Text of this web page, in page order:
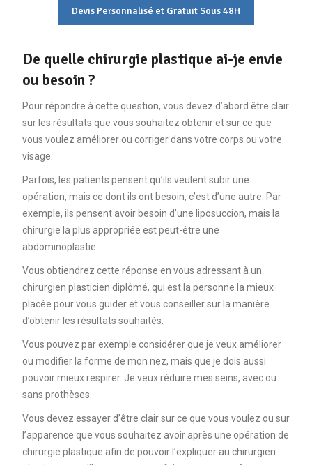
Devis Personnalisé et Gratuit Sous 48H
De quelle chirurgie plastique ai-je envie
ou besoin ?
Pour répondre à cette question, vous devez d’abord être clair
sur les résultats que vous souhaitez obtenir et sur ce que
vous voulez améliorer ou corriger dans votre corps ou votre
visage.
Parfois, les patients pensent qu’ils veulent subir une
opération, mais ce dont ils ont besoin, c’est d’une autre. Par
exemple, ils pensent avoir besoin d’une liposuccion, mais la
chirurgie la plus appropriée est peut-être une
abdominoplastie.
Vous obtiendrez cette réponse en vous adressant à un
chirurgien plasticien diplômé, qui est la personne la mieux
placée pour vous guider et vous conseiller sur la manière
d’obtenir les résultats souhaités.
Vous pouvez par exemple considérer que je veux améliorer
ou modifier la forme de mon nez, mais que je dois aussi
pouvoir mieux respirer. Je veux réduire mes seins, avec ou
sans prothèses.
Vous devez essayer d’être clair sur ce que vous voulez ou sur
l’apparence que vous souhaitez avoir après une opération de
chirurgie plastique afin de pouvoir l’expliquer au chirurgien